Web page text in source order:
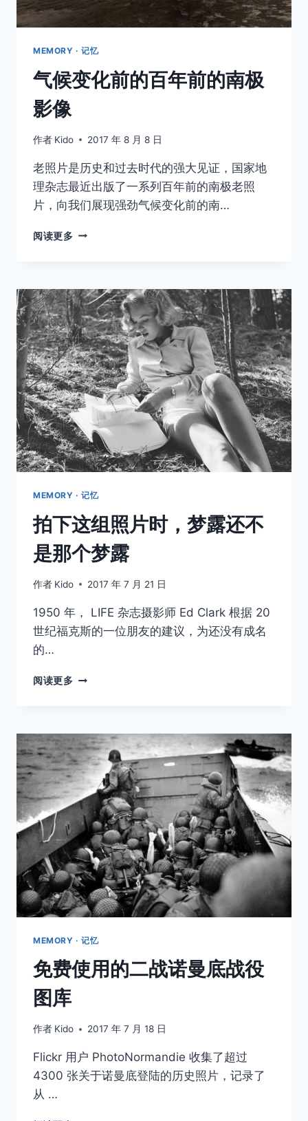
MEMORY · 记忆
气候变化前的百年前的南极
影像
作者 Kido 2017 年 8 月 8 日
老照片是历史和过去时代的强大见证，国家地
理杂志最近出版了一系列百年前的南极老照
片，向我们展现强劲气候变化前的南…
阅读更多 气
前
的
百
年
前
的
南
极
影
像
MEMORY · 记忆
拍下这组照片时，梦露还不
是那个梦露
作者 Kido 2017 年 7 月 21 日
1950 年， LIFE 杂志摄影师 Ed Clark 根据 20
世纪福克斯的一位朋友的建议，为还没有成名
的…
阅读更多
照
片
时，
露
还
不
是
那
个
梦
露
MEMORY · 记忆
免费使用的二战诺曼底战役
图库
作者 Kido 2017 年 7 月 18 日
Flickr 用户 PhotoNormandie 收集了超过
4300 张关于诺曼底登陆的历史照片，记录了
从 …
取消